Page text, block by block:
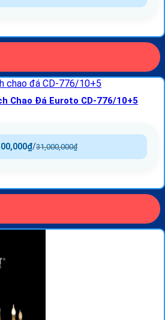
Chao Đá Euroto CD-776/10+5
31,000,000₫
/
₫